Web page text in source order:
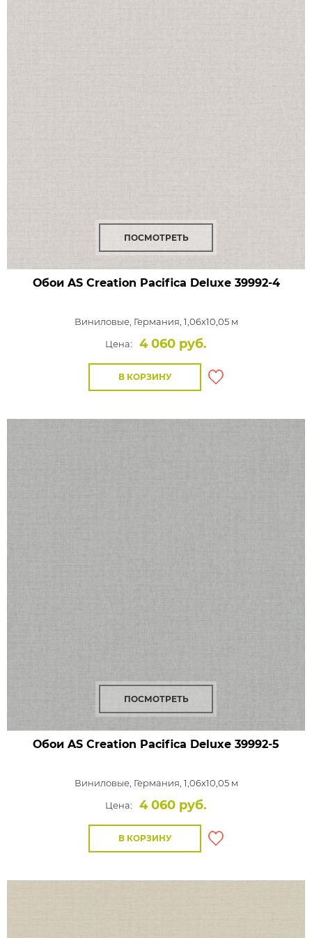
ПОСМОТРЕТЬ
Обои AS Creation Pacifica Deluxe39992-4
Виниловые, Германия, 1,06x10,05 м
Цена:
4 060 руб.
В КОРЗИНУ
ПОСМОТРЕТЬ
Обои AS Creation Pacifica Deluxe 39992-5
Виниловые, Германия, 1,06x10,05 м
Цена:
4 060 руб.
В КОРЗИНУ